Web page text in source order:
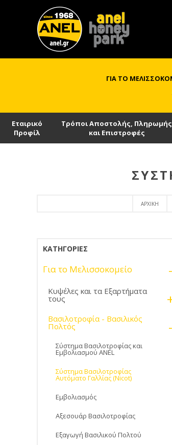
ΓΙΑ ΤΟ
Εταιρικό
Προφίλ
Τρόποι Αποστολής, Πληρωμής
και Επιστροφές
ΑΡΧΙΚΉ
ΚΑΤΗΓΟΡΊΕΣ
Για το Μελισσοκομείο -
Κυψέλες και τα Εξαρτήματα
τους
Βασιλοτροφία - Βασιλικός
Πολτός -
Σύστημα Βασιλοτροφίας και
Εμβολιασμού ANEL
Σύστημα Βασιλοτροφίας
Αυτόματο Γαλλίας (Nicot)
Εμβολιασμός
Αξεσουάρ Βασιλοτροφίας
Εξαγωγή Βασιλικού Πολτού